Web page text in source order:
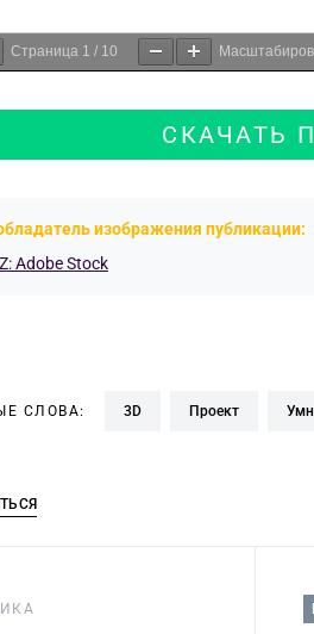
Страница 1 / 10
СКАЧАТЬ
изображения публикации:
Adobe Stock
СЛОВА: 3D проект